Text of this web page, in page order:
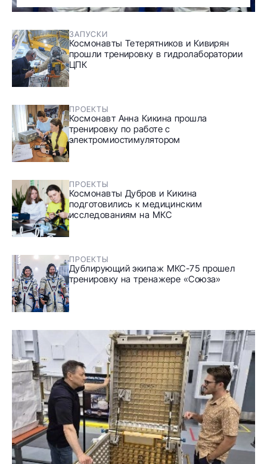
ЗАПУСКИ
Космонавты Тетерятников и Кивирян
прошли тренировку в гидролаборатории
ЦПК
ПРОЕКТЫ
Космонавт Анна Кикина прошла
тренировку по работе с
электромиостимулятором
ПРОЕКТЫ
Космонавты Дубров и Кикина
подготовились к медицинским
исследованиям на МКС
ПРОЕКТЫ
Дублирующий экипаж МКС-75 прошел
тренировку на тренажере «Союза»